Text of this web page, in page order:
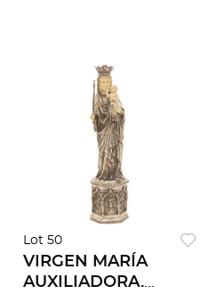
Lot 50
VIRGEN MARÍA
AUXILIADORA.